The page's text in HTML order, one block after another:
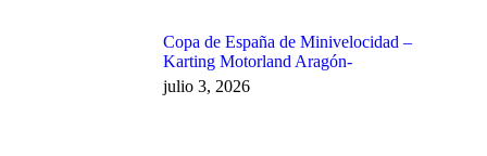
Copa de España de Minivelocidad –
Karting Motorland Aragón-
julio 3, 2026